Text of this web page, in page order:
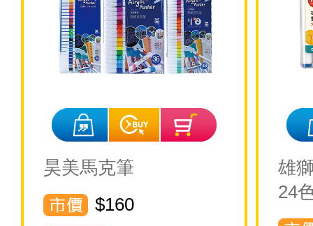
昊美馬克筆
$160
雄
24